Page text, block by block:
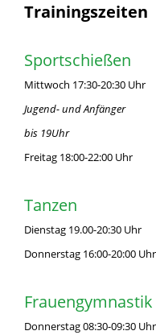
Trainingszeiten
Sportschießen
Mittwoch 17:30-20:30 Uhr
Jugend- und Anfänger
bis 19Uhr
Freitag 18:00-22:00 Uhr
Tanzen
Dienstag 19.00-20:30 Uhr
Donnerstag 16:00-20:00 Uhr
Frauengymnastik
Donnerstag 08:30-09:30 Uhr